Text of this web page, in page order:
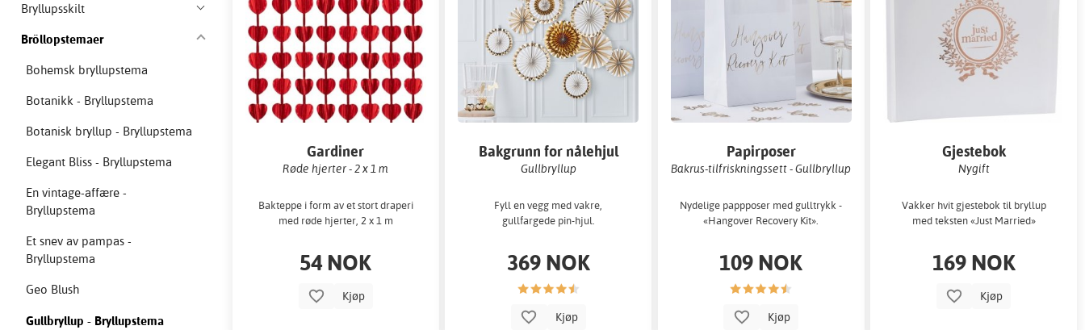
Bryllupsskilt
Bröllopstemaer
Bohemsk bryllupstema
Botanikk - Bryllupstema
Botanisk bryllup - Bryllupstema
Elegant Bliss - Bryllupstema
En vintage-affære -
Bryllupstema
Et snev av pampas -
Bryllupstema
Geo Blush
Gullbryllup - Bryllupstema
Gardiner
Røde hjerter - 2 x 1 m
Bakteppe i form av et stort draperi
med røde hjerter, 2 x 1 m
54 NOK
Kjøp
Bakgrunn for nålehjul
Gullbryllup
Fyll en vegg med vakre,
gullfargede pin-hjul.
369 NOK
Kjøp
Papirposer
Bakrus-tilfriskningssett - Gullbryllup
Nydelige pappposer med gulltrykk -
«Hangover Recovery Kit».
109 NOK
Kjøp
Gjestebok
Nygift
Vakker hvit gjestebok til bryllup
med teksten «Just Married»
169 NOK
Kjøp